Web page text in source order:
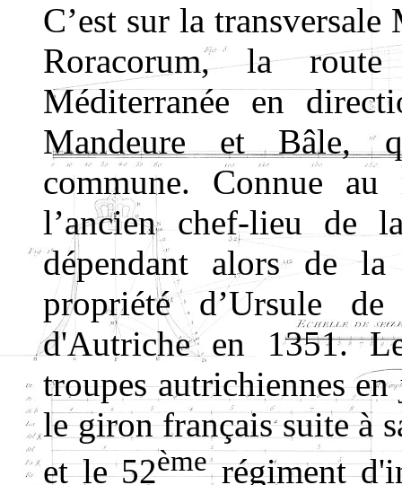
C’est sur la
Roracorum, la
Méditerranée en
Mandeure et Bâle,
commune. Connue
l’ancien chef-lieu de
dépendant alors de
propriété d’Ursule
d'Autriche en 1351.
troupes autrichiennes
le giron français suite à
et le 52èmerégiment